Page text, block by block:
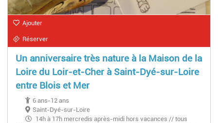
Ajouter
Réserver
Un anniversaire très nature à la Maison de la
Loire du Loir-et-Cher à Saint-Dyé-sur-Loire
entre Blois et Mer
6 ans-12 ans
Saint-Dyé-sur-Loire
14h à 17h mercredis après-midi hors vacances // tous